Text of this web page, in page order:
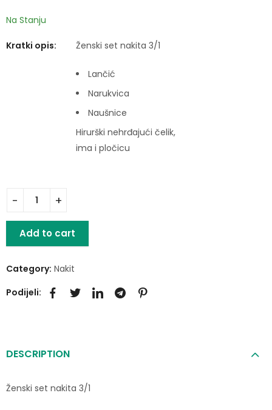
Na Stanju
Kratki opis: Ženski set nakita 3/1
Lančić
Narukvica
Naušnice
Hirurški nehrđajući čelik,
ima i pločicu
Add to cart
Category: Nakit
Podijeli:
DESCRIPTION
Ženski set nakita 3/1